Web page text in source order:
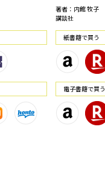
著者：内館 牧子
講談社
紙書籍で買う
電⼦書籍で買う